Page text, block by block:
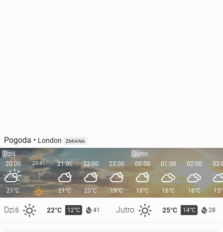
Pogoda • London ZMIANA
Dziś
20:00
21°C
Dziś 22°C 12°C 41 Jutro 25°C 14°C 28
20:41 21:00
21°C
22:00
20°C
23:00
19°C
Jutro
00:00
18°C
01:00
16°C
02:00
16°C